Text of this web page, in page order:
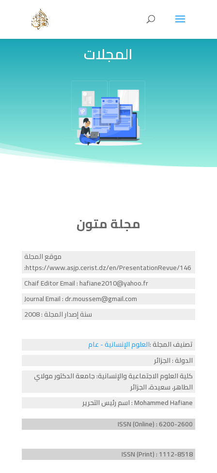
المجلات
مجلة متون
موقع المجلة
:https://www.asjp.cerist.dz/en/PresentationRevue/146
Chaif Editor Email : hafiane2010@yahoo.fr
Journal Email : dr.moussem@gmail.com
سنة إصدار المجلة : 2008
تصنيف المجلة :العلوم الإنسانية - عام
الدولة : الجزائر
كلية العلوم الاجتماعية والإنسانية: جامعة الدكتور مولاي
الطاهر، سعيدة، الجزائر
اسم رئيس التحرير : Mohammed Hafiane
ISSN (Online) : 6200-2600
ISSN (Print) : 1112-8518